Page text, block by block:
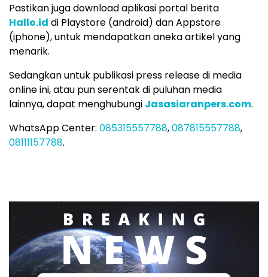
Pastikan juga download aplikasi portal berita
Hallo.id di Playstore (android) dan Appstore
(iphone), untuk mendapatkan aneka artikel yang
menarik.
Sedangkan untuk publikasi press release di media
online ini, atau pun serentak di puluhan media
lainnya, dapat menghubungi Jasasiaranpers.com.
WhatsApp Center: 085315557788,087815557788,
08111157788.